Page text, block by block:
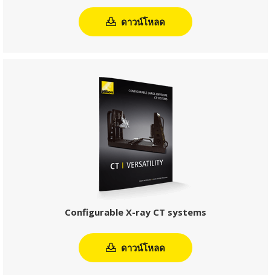
ดาวน์โหลด
Configurable X-ray CT systems
ดาวน์โหลด